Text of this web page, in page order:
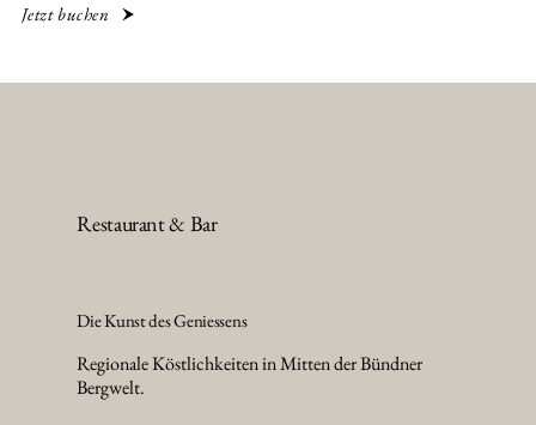
Jetzt buchen
Restaurant & Bar
Die Kunst des Geniessens
Regionale Köstlichkeiten in Mitten der Bündner
Bergwelt.